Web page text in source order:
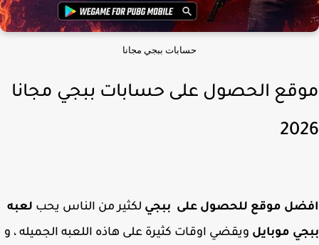
حسابات ببجي مجانا
الحصول على حسابات ببجي مجانا
موقع للحصول على ببجيلكثير من الناس يحبلعبه
موبايلويقضي اوقات كثيرة على هاذه اللعبه الجميله ، و